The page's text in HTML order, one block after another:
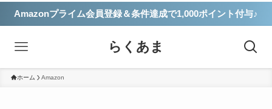
Amazonプライム会員登録＆条件達成で1,000ポイント付与♪
らくあま
ホーム Amazon